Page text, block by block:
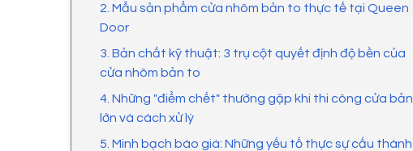
2. Mẫu sản phẩm cửa nhôm bản to thực tế tại Queen
Door
3. Bản chất kỹ thuật: 3 trụ cột quyết định độ bền của
cửa nhôm bản to
4. Những "điểm chết" thường gặp khi thi công cửa bản
lớn và cách xử lý
5. Minh bạch báo giá: Những yếu tố thực sự cấu thành